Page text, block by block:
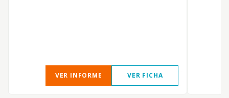
VER INFORME VER FICHA